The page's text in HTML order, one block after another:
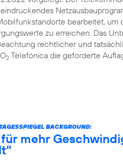
bearbeitet, um
zu erreichen. Das
rechtlicher und
2 Telefónica die geforderte
BACKGROUND:
mehr